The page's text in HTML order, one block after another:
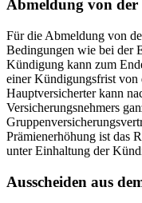
Abmeldung von
Für die Abmeldung von
Bedingungen wie bei der
Kündigung kann zum
einer Kündigungsfrist
Hauptversicherter kann
Versicherungsnehmers
Prämienerhöhung ist das
unter Einhaltung der
Ausscheiden aus